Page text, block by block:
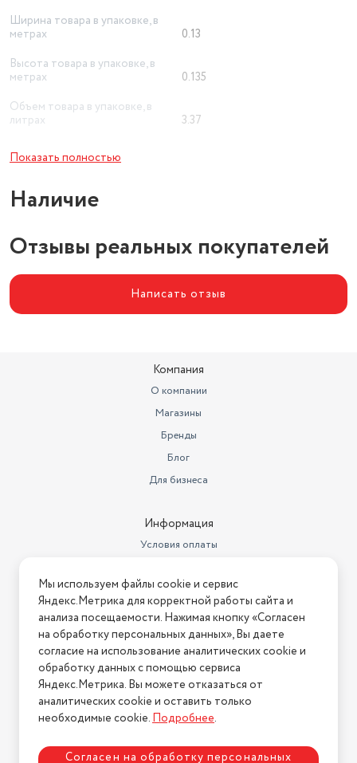
Ширина товара в упаковке, в
метрах
0.13
Высота товара в упаковке, в
метрах
0.135
Объем товара в упаковке, в
литрах
3.37
Количество предметов
Показать полностью
Наличие
Отзывы реальных покупателей
Написать отзыв
Компания
О компании
Магазины
Бренды
Блог
Для бизнеса
Информация
Условия оплаты
Условия возврата
Нашли ошибку на сайте? Напишите нам
2026 © Интернет-магазин "АстМаркет". У нас есть всё!
Политика конфиденциальности
Мы используем файлы cookie и сервис
Яндекс.Метрика для корректной работы сайта и
анализа посещаемости. Нажимая кнопку «Согласен
на обработку персональных данных», Вы даете
согласие на использование аналитических cookie и
обработку данных с помощью сервиса
Яндекс.Метрика. Вы можете отказаться от
аналитических cookie и оставить только
необходимые cookie.Подробнее.
Согласен на обработку персональных